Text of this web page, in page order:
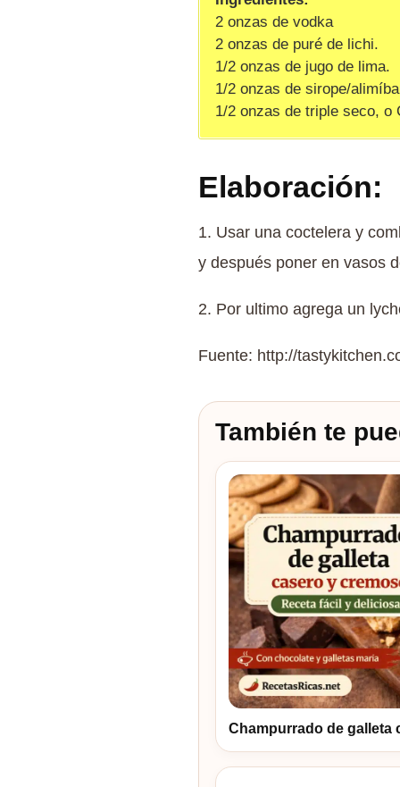
2 onzas de vodka
2 onzas de puré de lichi.
1/2 onzas de jugo de lima.
1/2 onzas de sirope/
1/2 onzas de triple seco, o
Elaboración:
1. Usar una coctelera y
y después poner en vasos
2. Por ultimo agrega un
Fuente: http://
También te
Champurrado de galleta